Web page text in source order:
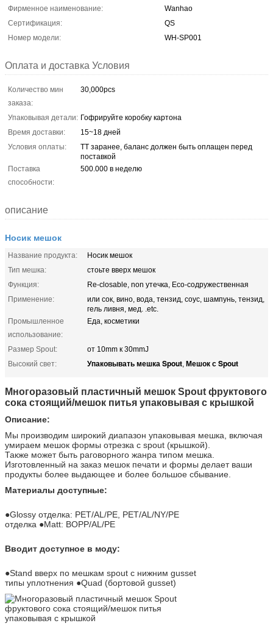
Фирменное наименование:
Wanhao
Сертификация:
QS
Номер модели:
WH-SP001
Оплата и доставка Условия
Количество мин
заказа:
30,000pcs
Упаковывая детали: Гофрируйте коробку картона
Время доставки:
15~18 дней
Условия оплаты:
TT заранее, баланс должен быть оплащен перед
поставкой
Поставка
способности:
500.000 в неделю
описание
Носик мешок
Название продукта:
Носик мешок
Тип мешка:
стоьте вверх мешок
Функция:
Re-closable, non утечка, Eco-содружественная
Применение:
или сок, вино, вода, тензид, соус, шампунь, тензид,
гель ливня, мед. .etc.
Промышленное
использование:
Еда, косметики
Размер Spout:
от 10mm к 30mmJ
Высокий свет:
Упаковывать мешка Spout, Мешок с Spout
Многоразовый пластичный мешок Spout фруктового
сока стоящий/мешок питья упаковывая с крышкой
Описание:
Мы производим широкий диапазон упаковывая мешка, включая
умираем мешок формы отрезка с spout (крышкой).
Также может быть раговорного жанра типом мешка.
Изготовленный на заказ мешок печати и формы делает ваши
продукты более выдающее и более большое сбывание.
Материалы доступные:
●Glossy отделка: PET/AL/PE, PET/AL/NY/PE
отделка ●Matt: BOPP/AL/PE
Вводит доступное в моду:
●Stand вверх по мешкам spout с нижним gusset
типы уплотнения ●Quad (бортовой gusset)